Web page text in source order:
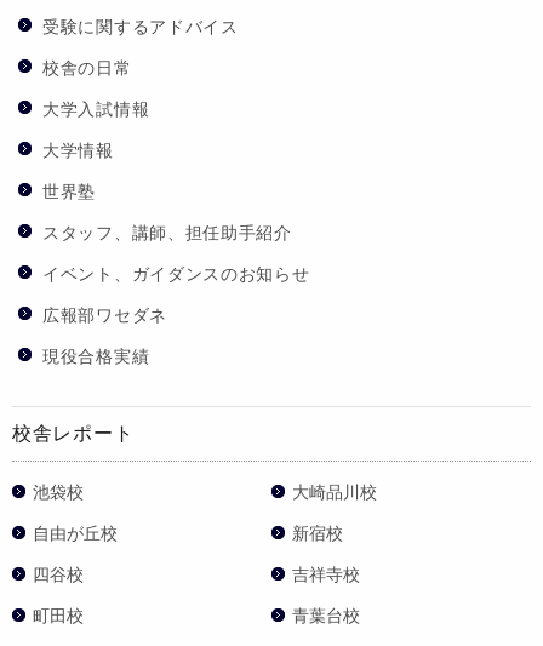
受験に関するアドバイス
校舎の日常
大学入試情報
大学情報
世界塾
スタッフ、講師、担任助手紹介
イベント、ガイダンスのお知らせ
広報部ワセダネ
現役合格実績
校舎レポート
池袋校 大崎品川校
自由が丘校 新宿校
四谷校 吉祥寺校
町田校 青葉台校